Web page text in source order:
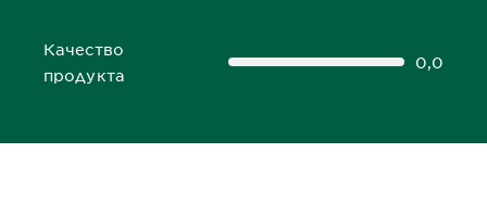
Качество
продукта
0,0 out of 5 stars 0,0